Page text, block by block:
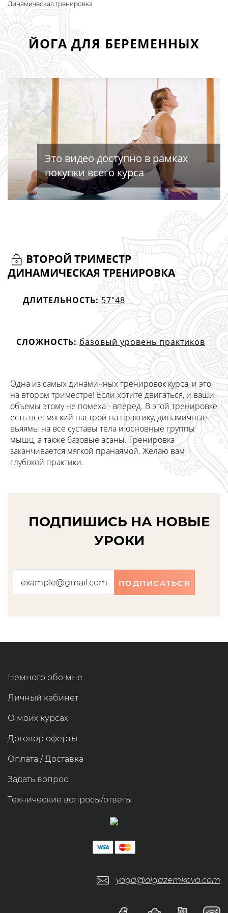
Динамическая тренировка
ЙОГА ДЛЯ БЕРЕМЕННЫХ
Это видео доступно в рамках
покупки всего курса
ВТОРОЙ ТРИМЕСТР
ДИНАМИЧЕСКАЯ ТРЕНИРОВКА
ДЛИТЕЛЬНОСТЬ:57"48
СЛОЖНОСТЬ:базовый уровень практиков
Одна из самых динамичных тренировок курса, и это
на втором триместре! Если хотите двигаться, и ваши
объемы этому не помеха - вперед. В этой тренировке
есть все: мягкий настрой на практику, динамичные
вьяямы на все суставы тела и основные группы
мышц, а также базовые асаны. Тренировка
заканчивается мягкой пранаямой. Желаю вам
глубокой практики.
ПОДПИШИСЬ НА НОВЫЕ
УРОКИ
ПОДПИСАТЬСЯ
Немного обо мне
Личный кабинет
О моих курсах
Договор оферты
Оплата / Доставка
Задать вопрос
Технические вопросы/ответы
yoga@olgazemkova.com